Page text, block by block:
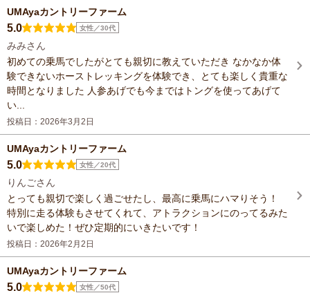
UMAyaカントリーファーム
5.0 女性／30代
みみさん
初めての乗馬でしたがとても親切に教えていただき なかなか体
験できないホーストレッキングを体験でき、とても楽しく貴重な
時間となりました 人参あげでも今まではトングを使ってあげて
い...
投稿日：2026年3月2日
UMAyaカントリーファーム
5.0 女性／20代
りんごさん
とっても親切で楽しく過ごせたし、最高に乗馬にハマりそう！
特別に走る体験もさせてくれて、アトラクションにのってるみた
いで楽しめた！ぜひ定期的にいきたいです！
投稿日：2026年2月2日
UMAyaカントリーファーム
5.0 女性／50代